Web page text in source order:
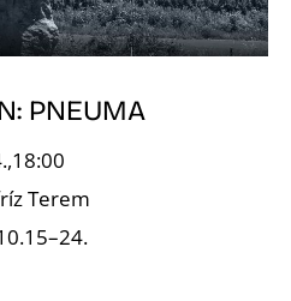
PNEUMA
Terem